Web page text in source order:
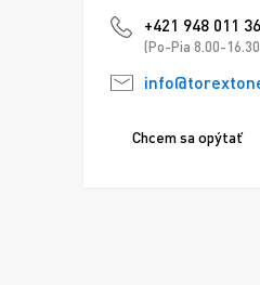
+421 948 011
(Po-Pia 8.00-
Chcem sa opýtať